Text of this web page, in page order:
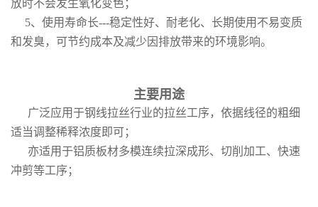
放时不会发生氧化变色；
5、使用寿命长---稳定性好、耐老化、长期使用不易变质
和发臭，可节约成本及减少因排放带来的环境影响。
主要用途
广泛应用于钢 线拉丝行业的拉丝工序，依据线径的粗细
适当调整稀释浓度即可；
亦适用于铝质板材多模连续拉深成形、切削加工、快速
冲剪等工序；